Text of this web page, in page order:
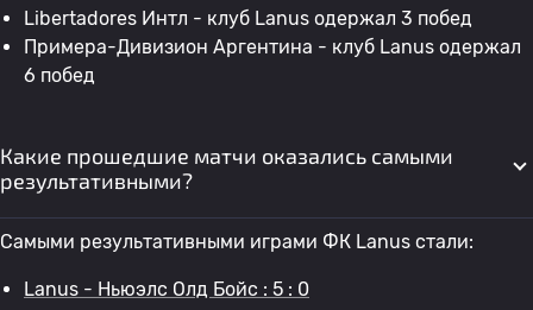
Libertadores Интл - клуб Lanus одержал 3 побед
Примера-Дивизион Аргентина - клуб Lanus одержал
6 побед
Какие прошедшие матчи оказались самыми
результативными?
Самыми результативными играми ФК Lanus стали:
Lanus - Ньюэлс Олд Бойс : 5 : 0